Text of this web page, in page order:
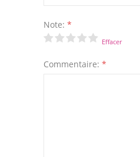
Note: *
Effacer
Commentaire: *